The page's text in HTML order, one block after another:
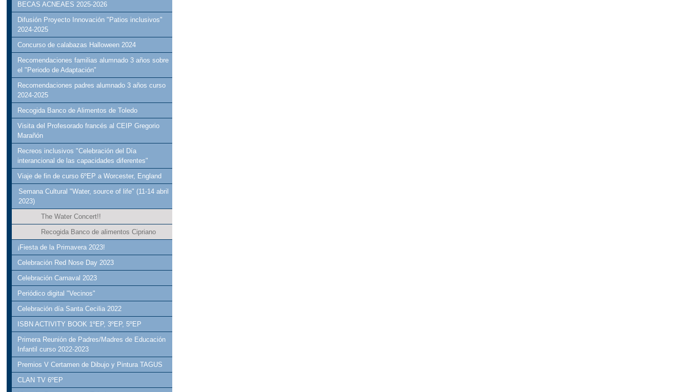
BECAS ACNEAES 2025-2026
Difusión Proyecto Innovación "Patios inclusivos"
2024-2025
Concurso de calabazas Halloween 2024
Recomendaciones familias alumnado 3 años sobre
el "Periodo de Adaptación"
Recomendaciones padres alumnado 3 años curso
2024-2025
Recogida Banco de Alimentos de Toledo
Visita del Profesorado francés al CEIP Gregorio
Marañón
Recreos inclusivos "Celebración del Día
interancional de las capacidades diferentes"
Viaje de fin de curso 6ºEP a Worcester, England
Semana Cultural "Water, source of life" (11-14 abril
2023)
The Water Concert!!
Recogida Banco de alimentos Cipriano
¡Fiesta de la Primavera 2023!
Celebración Red Nose Day 2023
Celebración Carnaval 2023
Periódico digital "Vecinos"
Celebración día Santa Cecilia 2022
ISBN ACTIVITY BOOK 1ºEP, 3ºEP, 5ºEP
Primera Reunión de Padres/Madres de Educación
Infantil curso 2022-2023
Premios V Certamen de Dibujo y Pintura TAGUS
CLAN TV 6ºEP